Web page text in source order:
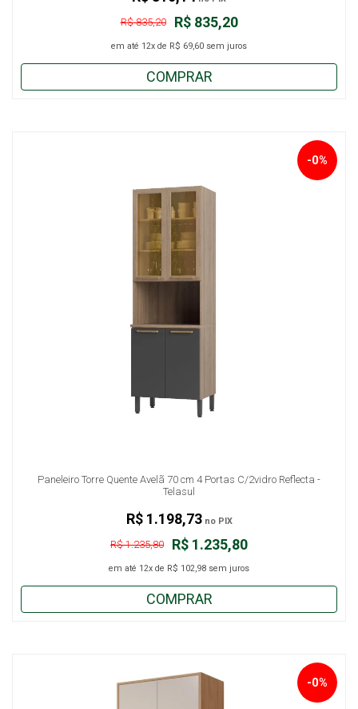
R$ 835,20
R$ 835,20
em até 12x de R$ 69,60 sem juros
COMPRAR
Paneleiro Torre Quente Avelã 70 cm 4 Portas C/2vidro Reflecta -
Telasul
R$ 1.235,80
R$ 1.235,80
-0%
em até 12x de R$ 102,98 sem juros
R$ 1.198,73no PIX
COMPRAR
-0%